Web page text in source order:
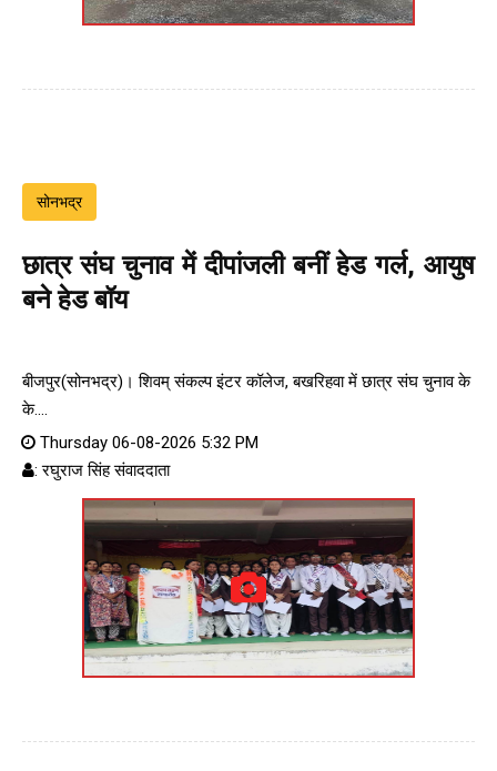
सोनभद्र
छात्र संघ चुनाव में दीपांजली बनीं हेड गर्ल, आयुष
बने हेड बॉय
बीजपुर(सोनभद्र)। शिवम् संकल्प इंटर कॉलेज, बखरिहवा में छात्र संघ चुनाव के
के....
Thursday 06-08-2026 5:32 PM
: रघुराज सिंह संवाददाता